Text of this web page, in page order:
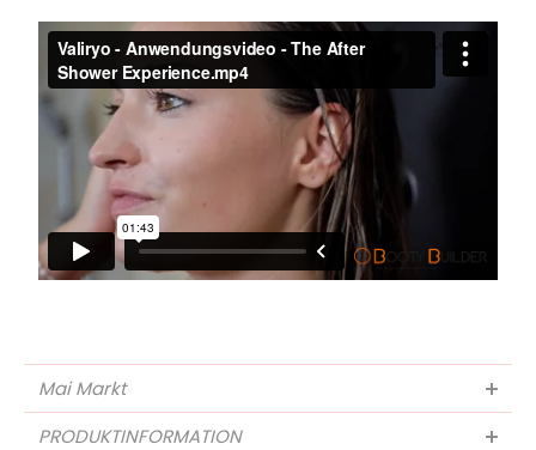
Mai Markt
PRODUKTINFORMATION